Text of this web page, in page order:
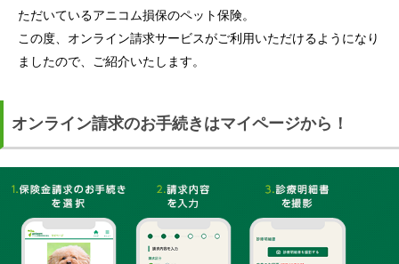
ただいているアニコム損保のペット保険。
この度、オンライン請求サービスがご利用いただけるようになり
ましたので、ご紹介いたします。
オンライン請求のお手続きはマイページから！